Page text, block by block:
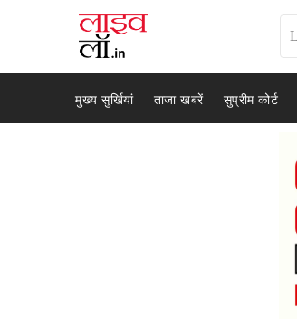
मुख्य सुर्खियां ताजा खबरें सुप्रीम कोर्ट